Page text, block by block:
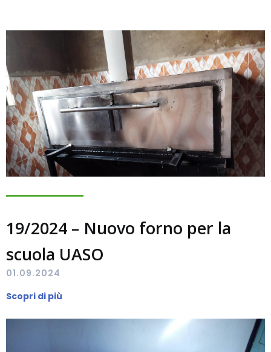
19/2024 – Nuovo forno per la
scuola UASO
01.09.2024
Scopri di più